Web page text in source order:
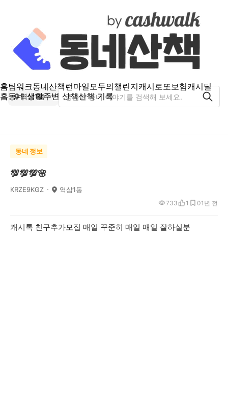
홈팀워크동네산책런마일모두의챌린지캐시로또보험캐시딜
홈동네 생활주변 산책산책 기록
역삼1동
동네 정보
💯💯💯🌸
KRZE9KGZ 역삼1동
1년 전
733 1 0
캐시톡 친구추가모집 매일 꾸준히 매일 매일 잘하실분